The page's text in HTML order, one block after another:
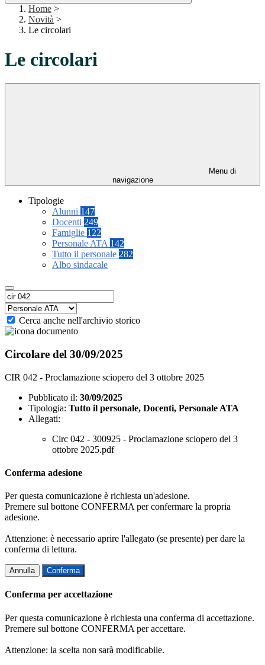
Home >
Novità >
Le circolari
Le circolari
Menu di
navigazione
Tipologie
Alunni 147
Docenti 249
Famiglie 122
Personale ATA 142
Tutto il personale 282
Albo sindacale
Cerca anche nell'archivio storico
Circolare del 30/09/2025
CIR 042 - Proclamazione sciopero del 3 ottobre 2025
Pubblicato il: 30/09/2025
Tipologia: Tutto il personale, Docenti, Personale ATA
Allegati:
Circ 042 - 300925 - Proclamazione sciopero del 3
ottobre 2025.pdf
Conferma adesione
Per questa comunicazione è richiesta un'adesione.
Premere sul bottone CONFERMA per confermare la propria
adesione.
Attenzione: è necessario aprire l'allegato (se presente) per dare la
conferma di lettura.
Annulla Conferma
Conferma per accettazione
Per questa comunicazione è richiesta una conferma di accettazione.
Premere sul bottone CONFERMA per accettare.
Attenzione: la scelta non sarà modificabile.